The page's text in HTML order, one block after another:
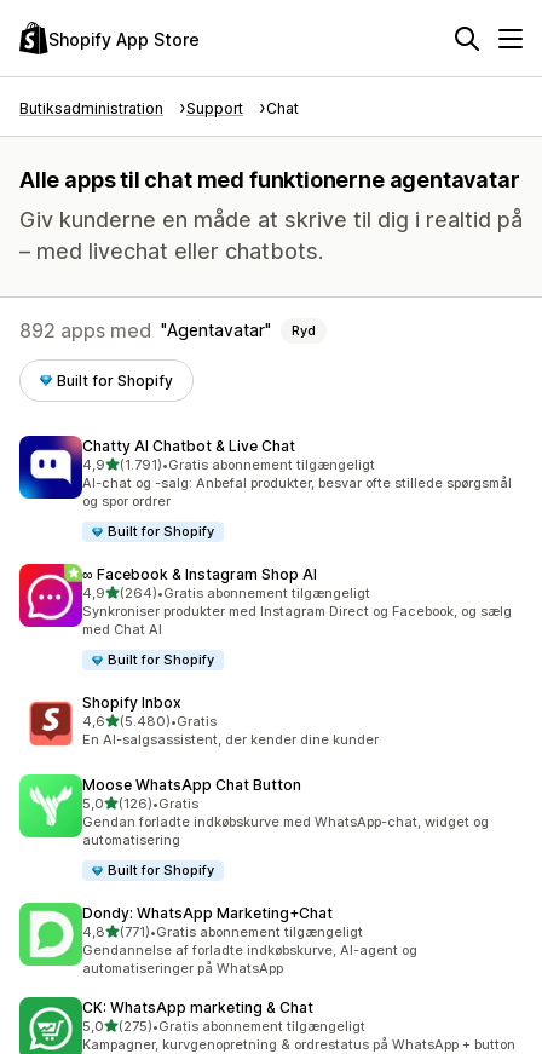
Shopify App Store
Butiksadministration Support Chat
Alle apps til chat med funktionerne agentavatar
Giv kunderne en måde at skrive til dig i realtid på
– med livechat eller chatbots.
892 apps med Agentavatar Ryd
Built for Shopify
Chatty AI Chatbot & Live Chat
4,9ud af 5 stjerner
(1.791)
1791 anmeldelser i alt
•Gratis abonnement tilgængeligt
AI-chat og -salg: Anbefal produkter, besvar ofte stillede spørgsmål
og spor ordrer
Built for Shopify
∞ Facebook & Instagram Shop AI
4,9ud af 5 stjerner
(264)
264 anmeldelser i alt
•Gratis abonnement tilgængeligt
Synkroniser produkter med Instagram Direct og Facebook, og sælg
med Chat AI
Built for Shopify
Shopify Inbox
4,6ud af 5 stjerner
(5.480)
5480 anmeldelser i alt
•Gratis
En AI-salgsassistent, der kender dine kunder
Moose WhatsApp Chat Button
5,0ud af 5 stjerner
(126)
126 anmeldelser i alt
•Gratis
Gendan forladte indkøbskurve med WhatsApp-chat, widget og
automatisering
Built for Shopify
Dondy: WhatsApp Marketing+Chat
4,8ud af 5 stjerner
(771)
771 anmeldelser i alt
•Gratis abonnement tilgængeligt
Gendannelse af forladte indkøbskurve, AI-agent og
automatiseringer på WhatsApp
CK: WhatsApp marketing & Chat
5,0ud af 5 stjerner
(275)
275 anmeldelser i alt
•Gratis abonnement tilgængeligt
Kampagner, kurvgenopretning & ordrestatus på WhatsApp + button